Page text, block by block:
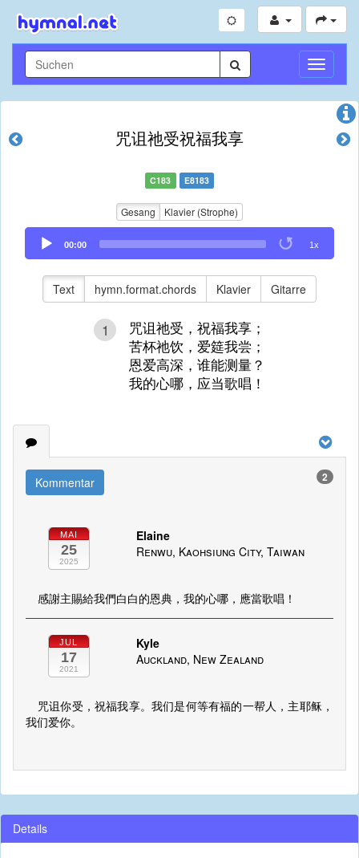
咒诅祂受祝福我享
C183 E8183
Gesang Klavier (Strophe)
Audio
Player
00:00 1x
Text hymn.format.chords Klavier Gitarre
1
咒诅祂受，祝福我享；
苦杯祂饮，爱筵我尝；
恩爱高深，谁能测量？
我的心哪，应当歌唱！
Kommentar 2
MAI
25
2025
Elaine
Renwu, Kaohsiung City, Taiwan
感謝主賜給我們白白的恩典，我的心哪，應當歌唱！
JUL
17
2021
Kyle
Auckland, New Zealand
咒诅你受，祝福我享。我们是何等有福的一帮人，主耶稣，
我们爱你。
Details